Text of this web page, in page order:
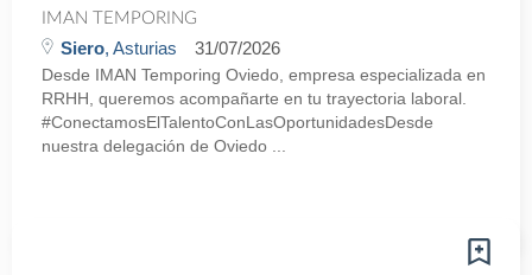
IMAN TEMPORING
Siero, Asturias 31/07/2026
Desde IMAN Temporing Oviedo, empresa especializada en
RRHH, queremos acompañarte en tu trayectoria laboral.
#ConectamosElTalentoConLasOportunidadesDesde
nuestra delegación de Oviedo ...